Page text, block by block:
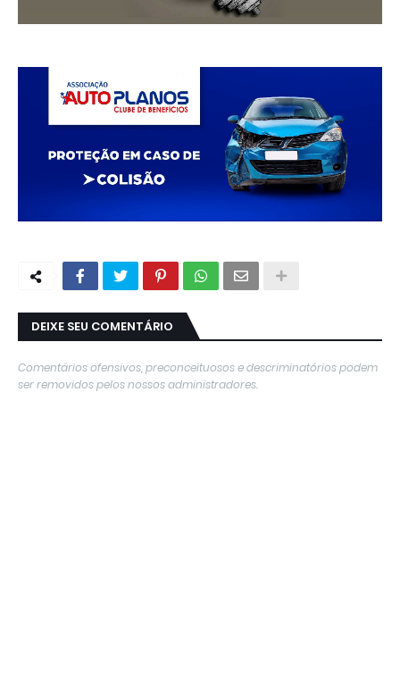
DEIXE SEU COMENTÁRIO
Comentários ofensivos, preconceituosos e descriminatórios podem
ser removidos pelos nossos administradores.